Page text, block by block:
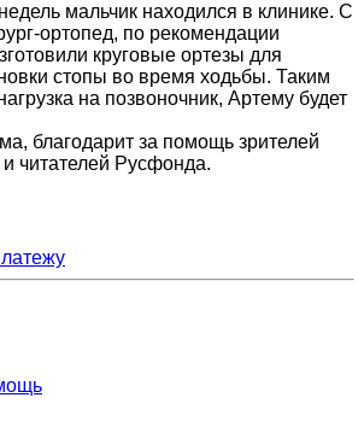
мальчик находился в клинике. С
ортопед, по рекомендации
круговые ортезы для
стопы во время ходьбы. Таким
на позвоночник, Артему будет
благодарит за помощь зрителей
читателей Русфонда.